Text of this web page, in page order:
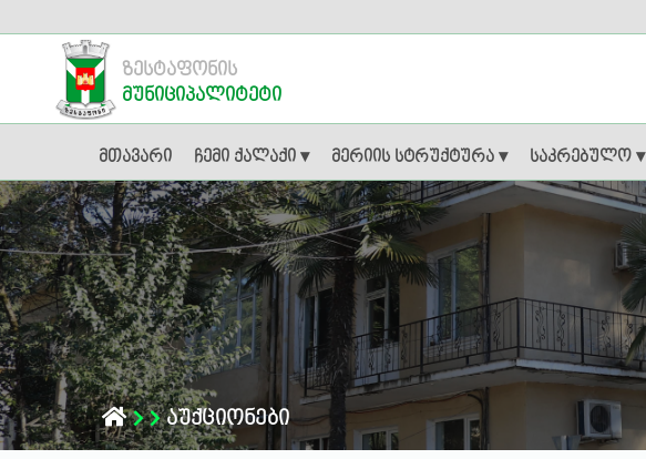
ზესტაფონის
მუნიციპალიტეტი
მთავარი ჩემი ქალაქი ▾ მერიის სტრუქტურა ▾ საკრებულო ▾
აუქციონები